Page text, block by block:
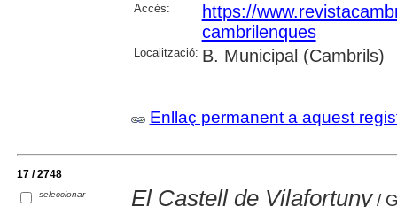
Accés:
https://
cambrilenques
Localització: B. Municipal (Cambrils)
Enllaç permanent a aquest
17 / 2748
seleccionar El Castell de Vilafortuny/